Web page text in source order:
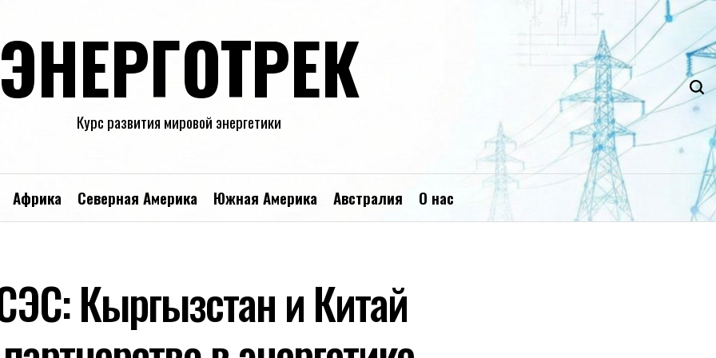
ЭНЕРГОТРЕК
Курс развития мировой энергетики
Африка Северная Америка Южная Америка Австралия О нас
Кыргызстан и Китай